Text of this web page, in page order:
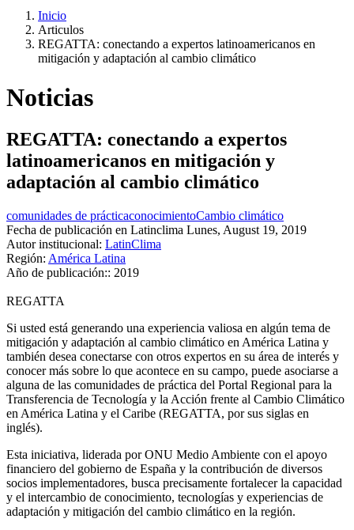
Inicio
Articulos
REGATTA: conectando a expertos latinoamericanos en
mitigación y adaptación al cambio climático
Noticias
REGATTA: conectando a expertos
latinoamericanos en mitigación y
adaptación al cambio climático
comunidades de prácticaconocimientoCambio climático
Fecha de publicación en Latinclima Lunes, August 19, 2019
Autor institucional: LatinClima
Región: América Latina
Año de publicación:: 2019
REGATTA
Si usted está generando una experiencia valiosa en algún tema de
mitigación y adaptación al cambio climático en América Latina y
también desea conectarse con otros expertos en su área de interés y
conocer más sobre lo que acontece en su campo, puede asociarse a
alguna de las comunidades de práctica del Portal Regional para la
Transferencia de Tecnología y la Acción frente al Cambio Climático
en América Latina y el Caribe (REGATTA, por sus siglas en
inglés).
Esta iniciativa, liderada por ONU Medio Ambiente con el apoyo
financiero del gobierno de España y la contribución de diversos
socios implementadores, busca precisamente fortalecer la capacidad
y el intercambio de conocimiento, tecnologías y experiencias de
adaptación y mitigación del cambio climático en la región.